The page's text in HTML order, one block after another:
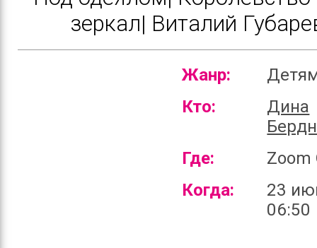
зеркал| Виталий
Жанр:
Кто:
Дина
Где:
Zoom
Когда:
23
06:50